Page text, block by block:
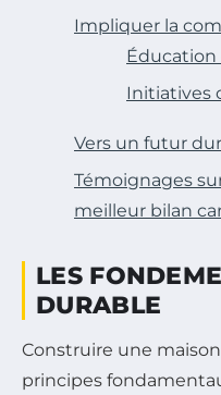
Impliquer la
Initiatives
Vers un futur
Témoignages
meilleur bilan
LES
DURABLE
Construire une
principes